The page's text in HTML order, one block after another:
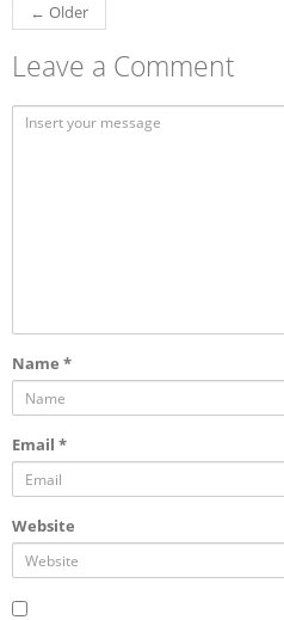
← Older
Leave a Comment
Name *
Email *
Website